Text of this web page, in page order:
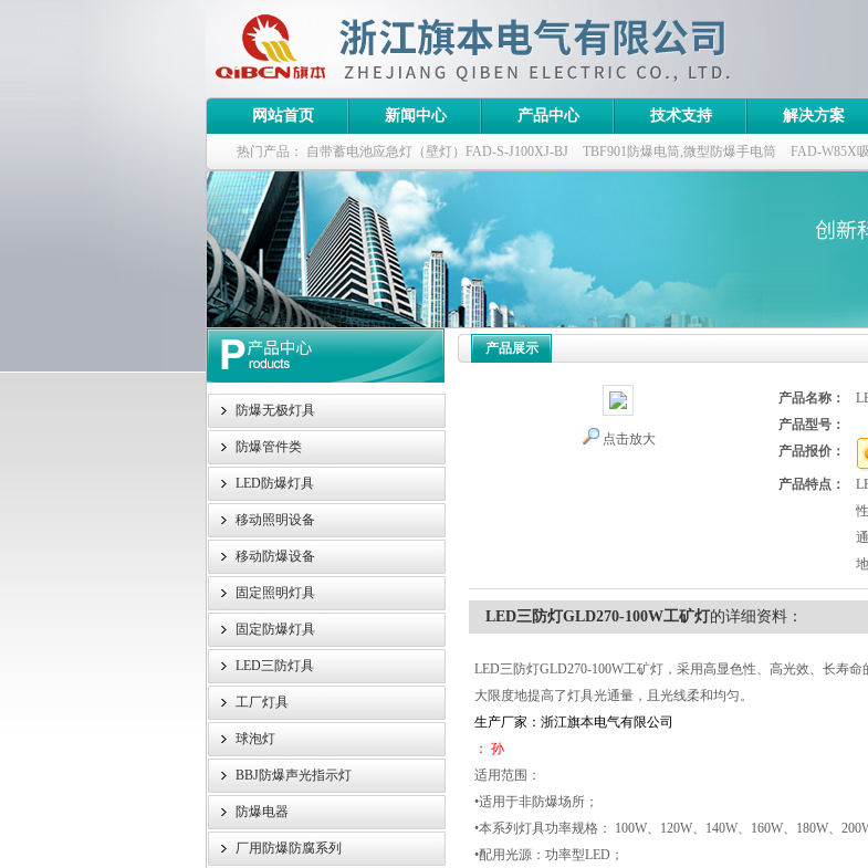
浙江旗本电气有限公司
网站首页 新闻中心 产品中心 技术支持 解决方案
热门产品： 自带蓄电池应急灯（壁灯）FAD-S-J100XJ-BJ TBF901防爆电筒,微型防爆手电筒 FAD-W85X
栏式无极灯 G9960-W120W长寿无极工厂灯,三防无极灯
防爆泛光灯
防爆无极灯具
防爆管件类
LED防爆灯具
移动照明设备
移动防爆设备
固定照明灯具
固定防爆灯具
LED三防灯具
工厂灯具
球泡灯
BBJ防爆声光指示灯
防爆电器
厂用防爆防腐系列
产品展示
点击放大
产品名称：
产品型号：
产品报价：
产品特点：
LED三防灯GLD270-100W工矿灯的详细资料：
LED三防灯GLD270-100W工矿灯，采用高显色性、高光效、长寿
大限度地提高了灯具光通量，且光线柔和均匀。
生产厂家：浙江旗本电气有限公司
： 孙
适用范围：
•适用于非防爆场所；
•本系列灯具功率规格： 100W、120W、140W、160W、180W、
•配用光源：功率型LED；